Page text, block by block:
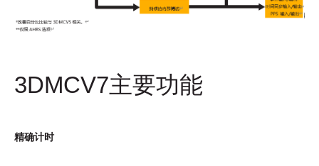
3DMCV7主要功能
精确计时